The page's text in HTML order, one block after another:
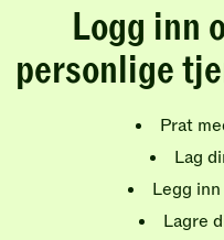
Logg inn
personlige
Prat
Lag
Legg
Lagre